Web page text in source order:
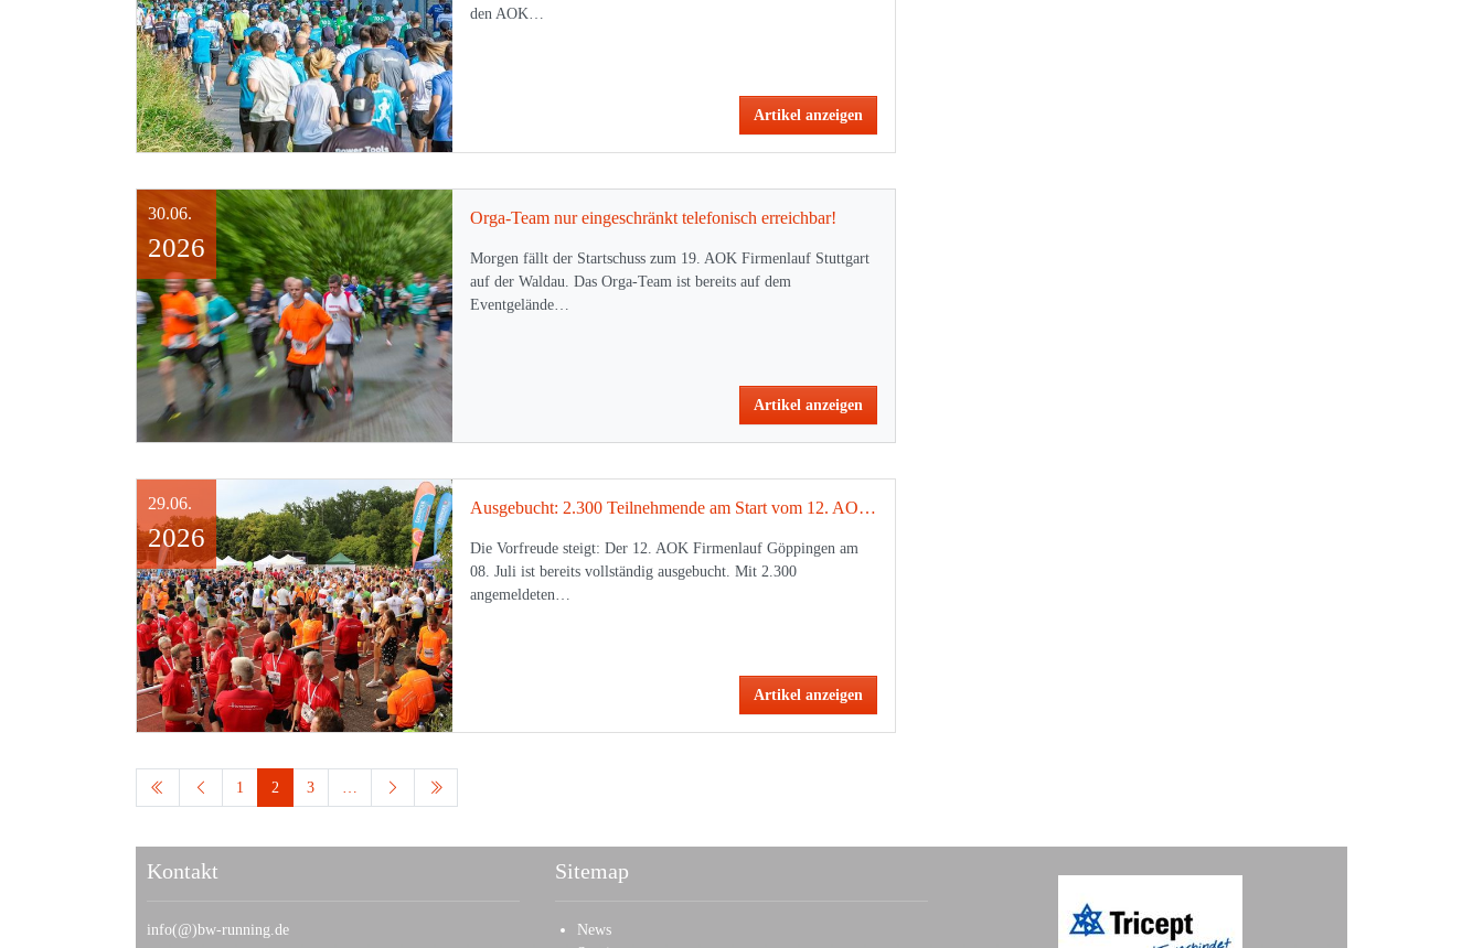
den AOK…
Artikel anzeigen
Orga-Team nur eingeschränkt telefonisch erreichbar!
Morgen fällt der Startschuss zum 19. AOK Firmenlauf Stuttgart
auf der Waldau. Das Orga-Team ist bereits auf dem
Eventgelände…
Artikel anzeigen
30.06.
2026
Ausgebucht: 2.300 Teilnehmende am Start vom 12. AOK Firmenlauf Göppingen
Die Vorfreude steigt: Der 12. AOK Firmenlauf Göppingen am
08. Juli ist bereits vollständig ausgebucht. Mit 2.300
angemeldeten…
Artikel anzeigen
29.06.
2026
1 2 3
Kontakt
info(@)bw-running.de
Sitemap
News